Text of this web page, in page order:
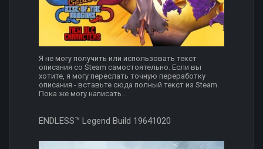
Я не могу получить или использовать текст
описания со Steam самостоятельно. Если вы
хотите, я могу переслать точную переработку
описания - вставьте сюда полный текст из Steam.
Пока же могу написать...
ENDLESS™ Legend Build 19641020